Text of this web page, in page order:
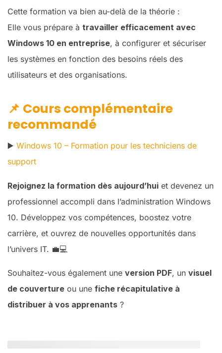
Cette formation va bien au-delà de la théorie :
Elle vous prépare à travailler efficacement avec
Windows 10 en entreprise, à configurer et sécuriser
les systèmes en fonction des besoins réels des
utilisateurs et des organisations.
📌 Cours complémentaire
recommandé
▶️ Windows 10 – Formation pour les techniciens de
support
Rejoignez la formation dès aujourd’hui et devenez un
professionnel accompli dans l’administration Windows
10. Développez vos compétences, boostez votre
carrière, et ouvrez de nouvelles opportunités dans
l’univers IT. 💼💻
Souhaitez-vous également une version PDF, un visuel
de couverture ou une fiche récapitulative à
distribuer à vos apprenants ?